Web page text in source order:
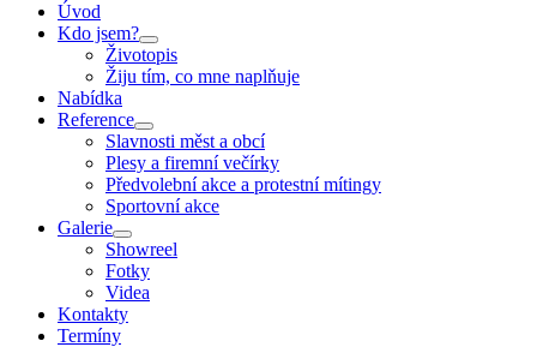
Úvod
Kdo jsem?
Životopis
Žiju tím, co mne naplňuje
Nabídka
Reference
Slavnosti měst a obcí
Plesy a firemní večírky
Předvolební akce a protestní mítingy
Sportovní akce
Galerie
Showreel
Fotky
Videa
Kontakty
Termíny